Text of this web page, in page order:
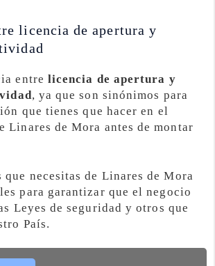
licencia de apertura y
entre licencia de apertura y
, ya que son sinónimos para
que tienes que hacer en el
Linares de Mora antes de montar
que necesitas de Linares de Mora
para garantizar que el negocio
Leyes de seguridad y otros que
País.